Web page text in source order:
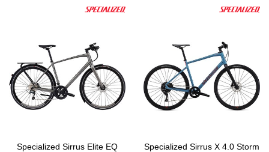
Specialized Sirrus Elite EQ
Specialized Sirrus X 4.0 Storm